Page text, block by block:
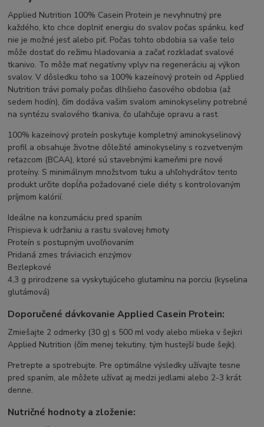
Applied Nutrition 100% Casein Protein je nevyhnutný pre
každého, kto chce doplniť energiu do svalov počas spánku, keď
nie je možné jesť alebo piť. Počas tohto obdobia sa vaše telo
môže dostať do režimu hladovania a začať rozkladať svalové
tkanivo. To môže mať negatívny vplyv na regeneráciu aj výkon
svalov. V dôsledku toho sa 100% kazeínový proteín od Applied
Nutrition trávi pomaly počas dlhšieho časového obdobia (až
sedem hodín), čím dodáva vašim svalom aminokyseliny potrebné
na syntézu svalového tkaniva, čo uľahčuje opravu a rast.
100% kazeínový proteín poskytuje kompletný aminokyselinový
profil a obsahuje životne dôležité aminokyseliny s rozvetveným
reťazcom (BCAA), ktoré sú stavebnými kameňmi pre nové
proteíny. S minimálnym množstvom tuku a uhľohydrátov tento
produkt určite dopĺňa požadované ciele diéty s kontrolovaným
príjmom kalórií.
Ideálne na konzumáciu pred spaním
Prispieva k udržaniu a rastu svalovej hmoty
Proteín s postupným uvoľňovaním
Pridaná zmes tráviacich enzýmov
Bezlepkové
4,3 g prirodzene sa vyskytujúceho glutamínu na porciu (kyselina
glutámová)
Doporučené dávkovanie Applied Casein Protein:
Zmiešajte 2 odmerky (30 g) s 500 ml vody alebo mlieka v šejkri
Applied Nutrition (čím menej tekutiny, tým hustejší bude šejk).
Pretrepte a spotrebujte. Pre optimálne výsledky užívajte tesne
pred spaním, ale môžete užívať aj medzi jedlami alebo 2-3 krát
denne.
Nutričné hodnoty a zloženie: